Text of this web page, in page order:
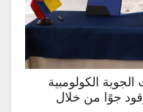
الكولومبية
جوًا من خلال